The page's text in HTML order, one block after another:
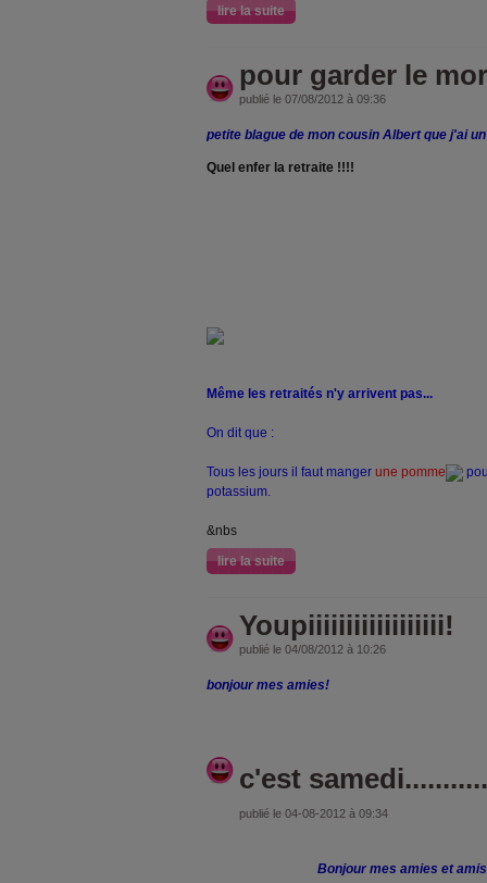
lire la suite
pour garder le
publié le 07/08/2012 à 09:36
petite blague de mon cousin Albert que j'ai
Quel enfer la retraite !!!!
Même les retraités n'y arrivent pas...
On dit que :
Tous les jours il faut manger une pomme
potassium.
&nbs
lire la suite
Youpiiiiiiiiiiiiiiiiii!
publié le 04/08/2012 à 10:26
bonjour mes amies!
c'est
publié le 04-08-2012 à 09:34
Bonjour mes amies et amis